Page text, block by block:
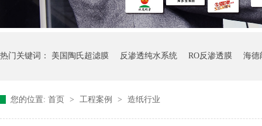
热门关键词： 美国陶氏超滤膜 反渗透纯水系统 RO反渗透膜 海德
您的位置: 首页 > 工程案例 > 造纸行业